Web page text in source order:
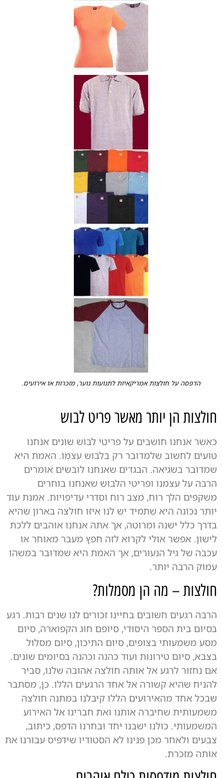
הדפסה על חולצות אמריקאיות לתנועות נוער, מזכרות או אירועים.
חולצות הן יותר מאשר פריט לבוש
כאשר אנחנו חושבים על פריטי לבוש שונים אנחנו
טועים לחשוב שלמדובר רק בלבוש עצמו. האמת היא
שמדובר בשגיאה. הבגדים שאנחנו לובשים אומרים
הרבה על עצמנו ופריטי הלבוש שאנחנו בוחרים
משקפים הלך רוח, מצב רוח וסדרי עדיפויות. אמנת עוד
יותר נכונה היא שתמיד יש לנו איזו חולצה בארון שהיא
בדרך כלל ישנה ומרוטה, אך אתה אנחנו אוהבים ללכת
לישון. אפשר אולי לקרוא לזה חפץ מעבר מאוחר או
עכבה של גיל הנעורים, אך האמת היא שמדובר במשהו
עמוק הרבה יותר.
חולצות – מה הן מסמלות?
הרבה רגעים חשובים בחיינו זכורים לנו שנים רבות. רגע
בסיום בית הספר היסודי, סיופם חוג הקפוארה, סיום
מסע משמעותי בצופים, סיום התיכון, סיום מסלול
בצבא, סיום טירונות ועוד כהנה וכהנה בסיומים שונים.
אם נחזור לרגע אל אותה חולצה אהובה שלנו, סביר
להניח שהיא קשורה אל אחד הרגעים הללו. כן, מסתבר
שבכל אחד מהאירועים הללו קיבלנו במתנה חולצה
משמעותית שחיברה אותנו ואת חברינו אל האירוע
המשמעותי. כולנו ישבנו יחד ובחרנו הדפס, כיתוב,
צבעים ולאחר מכן פנינו לא הסטודיו שידפיס עבורנו את
אותה מזכרת.